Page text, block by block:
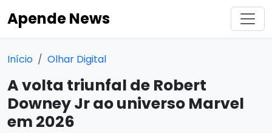
Apende News
Início Olhar Digital
A volta triunfal de Robert
Downey Jr ao universo Marvel
em 2026